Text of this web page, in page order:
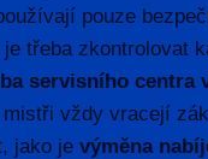
pouze
třeba zkontrolovat
servisního centra
vždy vracejí
jako jevýměna